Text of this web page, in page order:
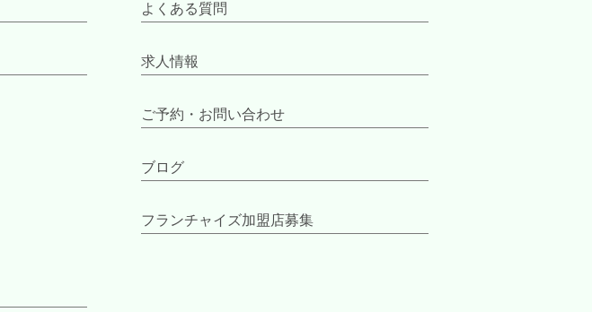
よくある質問
求人情報
ご予約・お問い合わせ
ブログ
フランチャイズ加盟店募集